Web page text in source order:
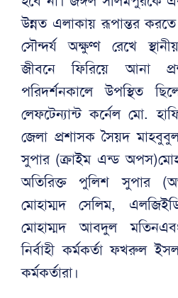
উন্নত এলাকায় রূপান্তর
সৌন্দর্য অক্ষুণ্ণ রেখে
জীবনে ফিরিয়ে আনা
পরিদর্শনকালে উপস্থিত
লেফটেন্যান্ট কর্নেল মো.
জেলা প্রশাসক সৈয়দ
সুপার (ক্রাইম এন্ড
অতিরিক্ত পুলিশ সুপার
মোহাম্মদ সেলিম,
মোহাম্মদ আবদুল
নির্বাহী কর্মকর্তা ফখরুল
কর্মকর্তারা।